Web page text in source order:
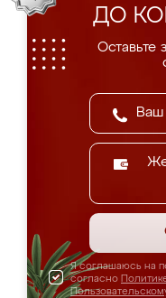
ДО
Оставьте
Я соглашаюсь на
согласно